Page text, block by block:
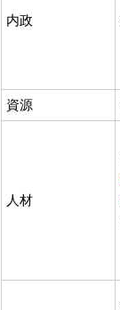
内政
資源
人材